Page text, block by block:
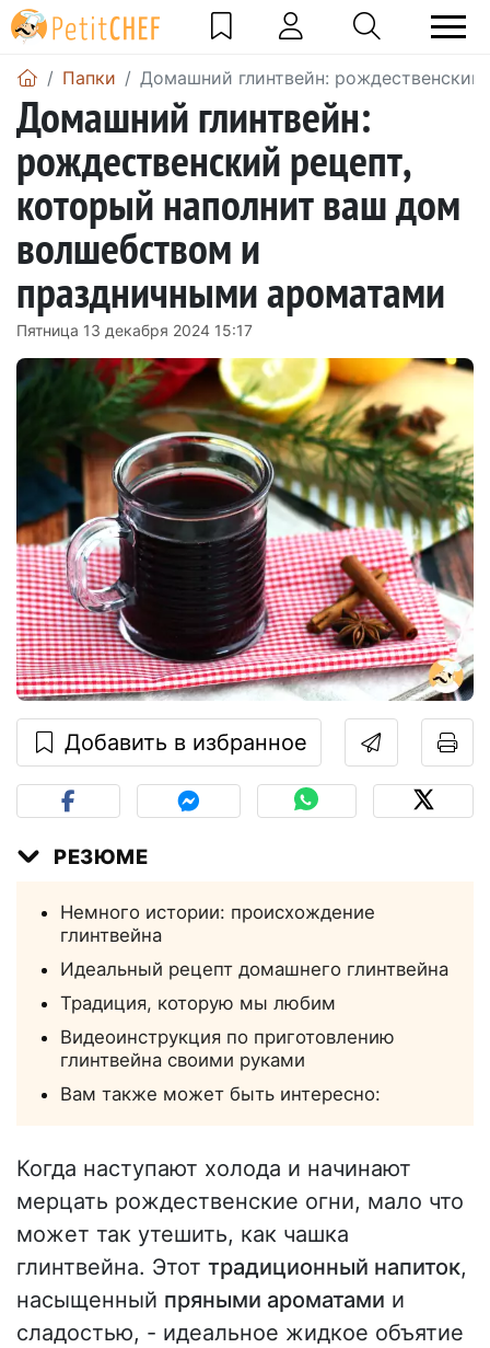
Папки Домашний глинтвейн:
Домашний глинтвейн:
рождественский рецепт,
который наполнит ваш дом
волшебством и
праздничными ароматами
Пятница 13 декабря 2024 15:17
Добавить в избранное
РЕЗЮМЕ
Немного истории: происхождение
глинтвейна
Идеальный рецепт домашнего глинтвейна
Традиция, которую мы любим
Видеоинструкция по приготовлению
глинтвейна своими руками
Вам также может быть интересно:
Когда наступают холода и начинают
мерцать рождественские огни, мало что
может так утешить, как чашка
глинтвейна. Этот традиционный напиток,
насыщенный пряными ароматами и
сладостью, - идеальное жидкое объятие